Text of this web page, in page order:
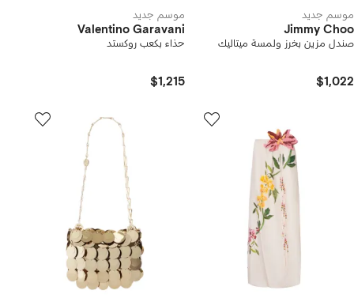
موسم جديد
Jimmy Choo
صندل مزين بخرز ولمسة ميتاليك
$1,022
موسم جديد
Valentino Garavani
حذاء بكعب روكستد
$1,215